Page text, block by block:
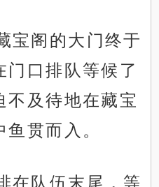
宝阁的大门终于
门口排队等候了
不及待地在藏宝
贯而入。
在队伍末尾，等